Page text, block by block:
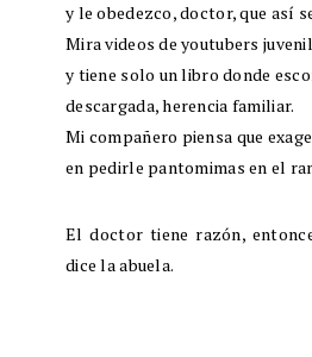
y le obedezco, doctor, que así
Mira videos de youtubers
y tiene solo un libro donde
descargada, herencia familiar.
Mi compañero piensa que
en pedirle pantomimas en el
El doctor tiene razón,
dice la abuela.